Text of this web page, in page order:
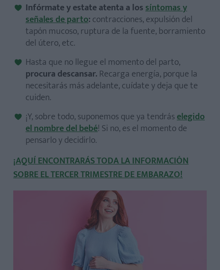
Infórmate y estate atenta a lossíntomas y
señales de parto:contracciones, expulsión del
tapón mucoso, ruptura de la fuente, borramiento
del útero, etc.
Hasta que no llegue el momento del parto,
procura descansar.Recarga energía, porque la
necesitarás más adelante, cuídate y deja que te
cuiden.
¡Y, sobre todo, suponemos que ya tendráselegido
el nombre del bebé! Si no, es el momento de
pensarlo y decidirlo.
¡AQUÍ ENCONTRARÁS TODA LA INFORMACIÓN
SOBRE EL TERCER TRIMESTRE DE EMBARAZO!